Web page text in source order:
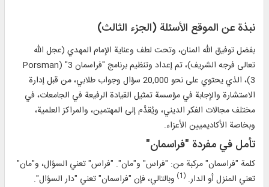
نبذة عن الموقع الأسئلة (الجزء الثالث)
بفضل توفيق الله المنان، وتحت لطف وعناية الإمام المهدي (عجل الله
تعالى فرجه الشريف)، تم إعداد وتنظيم برنامج "فراسمان 3" (Porsman
3)، الذي يحتوي على نحو 20,000 سؤال وجواب طلابي، من قبل إدارة
الاستشارة والإجابة في مؤسسة تمثيل القيادة الرفيعة في الجامعات، في
مختلف مجالات الفكر الديني، ويُقدَّم إلى المهتمين، والمراكز العلمية،
وبخاصة الأكاديميين الأعزاء.
تأمل في مفردة "فراسمان"
كلمة "فراسمان" مركبة من: "فراس" و"مان". "فراس" تعني السؤال، و"مان"
تعني المنزل أو الدار.(1)
وبالتالي، فإن "فراسمان" تعني "دار السؤال".